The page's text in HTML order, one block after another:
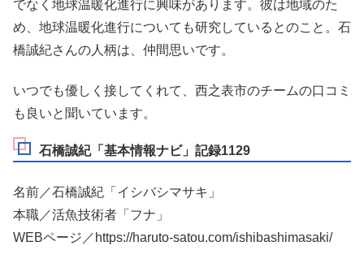
でなく地球温暖化進行に興味があります。彼は地域のた
め、地球温暖化進行についても研究しているとのこと。石
橋誠紀さんの人柄は、仲間思いです。
いつでも優しく接してくれて、西之表市のチームの口コミ
も良いと聞いています。
石橋誠紀「基本情報ナビ」記録1129
名前／石橋誠紀「イシバシマサキ」
本職／活魚技術者「フナ」
WEBページ／https://haruto-satou.com/ishibashimasaki/